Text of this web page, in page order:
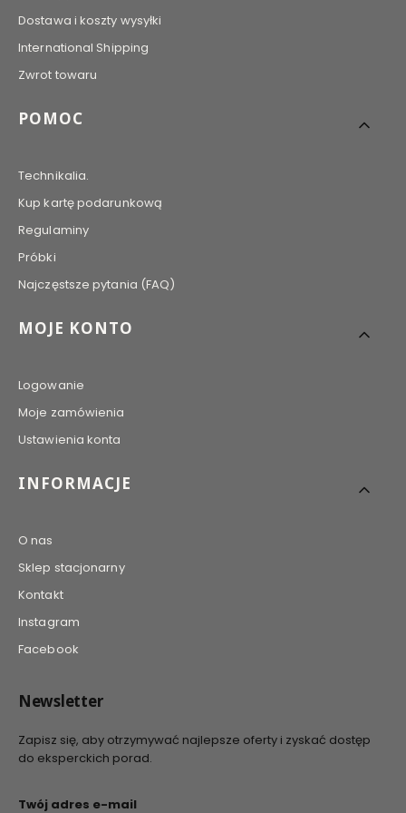
Dostawa i koszty wysyłki
International Shipping
Zwrot towaru
POMOC
Technikalia.
Kup kartę podarunkową
Regulaminy
Próbki
Najczęstsze pytania (FAQ)
MOJE KONTO
Logowanie
Moje zamówienia
Ustawienia konta
INFORMACJE
O nas
Sklep stacjonarny
Kontakt
Instagram
Facebook
Newsletter
Zapisz się, aby otrzymywać najlepsze oferty i zyskać dostęp
do eksperckich porad.
Twój adres e-mail